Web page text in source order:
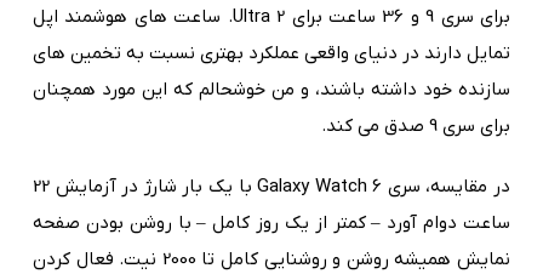
برای سری 9 و 36 ساعت برای Ultra 2. ساعت های هوشمند اپل
تمایل دارند در دنیای واقعی عملکرد بهتری نسبت به تخمین های
سازنده خود داشته باشند، و من خوشحالم که این مورد همچنان
برای سری 9 صدق می کند.
در مقایسه، سری Galaxy Watch 6 با یک بار شارژ در آزمایش 22
ساعت دوام آورد – کمتر از یک روز کامل – با روشن بودن صفحه
نمایش همیشه روشن و روشنایی کامل تا 2000 نیت. فعال کردن